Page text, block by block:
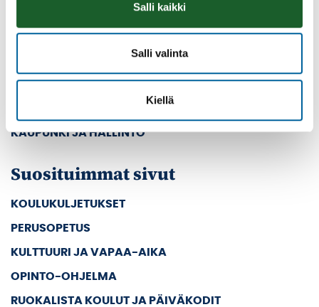
Salli kaikki
Salli valinta
Kiellä
ASUMINEN JA YMPÄRISTÖ
KASVATUS JA KOULUTUS
SOSIAALI- JA TERVEYSPALVELUT
TYÖ JA YRITTÄMINEN
KAUPUNKI JA HALLINTO
Suosituimmat sivut
KOULUKULJETUKSET
PERUSOPETUS
KULTTUURI JA VAPAA-AIKA
OPINTO-OHJELMA
RUOKALISTA KOULUT JA PÄIVÄKODIT